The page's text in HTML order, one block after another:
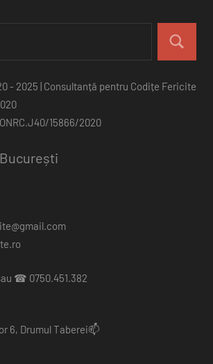
Căutare
- 2025 | Consultanță pentru Codițe Fericite
15866/2020
☎ 0750.451.382
6, Drumul Taberei📫